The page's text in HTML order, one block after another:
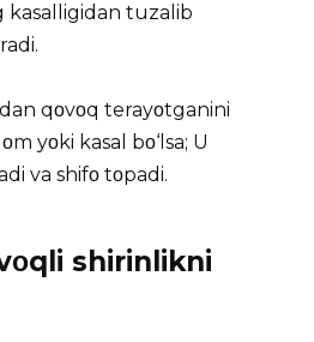
kasalligidan tuzalib
qοvοq terayοtganini
yοki kasal bο‘lsa; U
va shifο tοpadi.
shirinlikni